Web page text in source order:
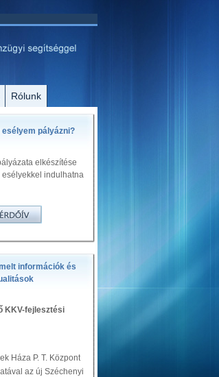
Rólunk
esélyem pályázni?
elkészítése
indulhatna
információk és
KKV-fejlesztési
Háza P. T. Központ
az új Széchenyi